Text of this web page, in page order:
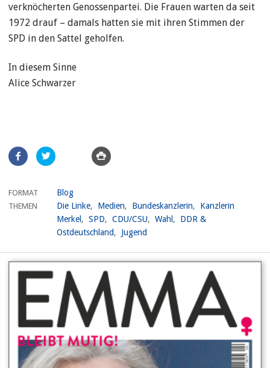
verknöcherten Genossenpartei. Die Frauen warten da seit
1972 drauf – damals hatten sie mit ihren Stimmen der
SPD in den Sattel geholfen.
In diesem Sinne
Alice Schwarzer
Artikel
teilen
FORMAT Blog
THEMEN Die Linke Medien Bundeskanzlerin
Kanzlerin
Merkel
SPD CDU/CSU Wahl
DDR &
Ostdeutschland
Jugend